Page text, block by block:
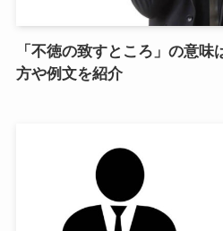
「不徳の致すところ」の意
方や例文を紹介